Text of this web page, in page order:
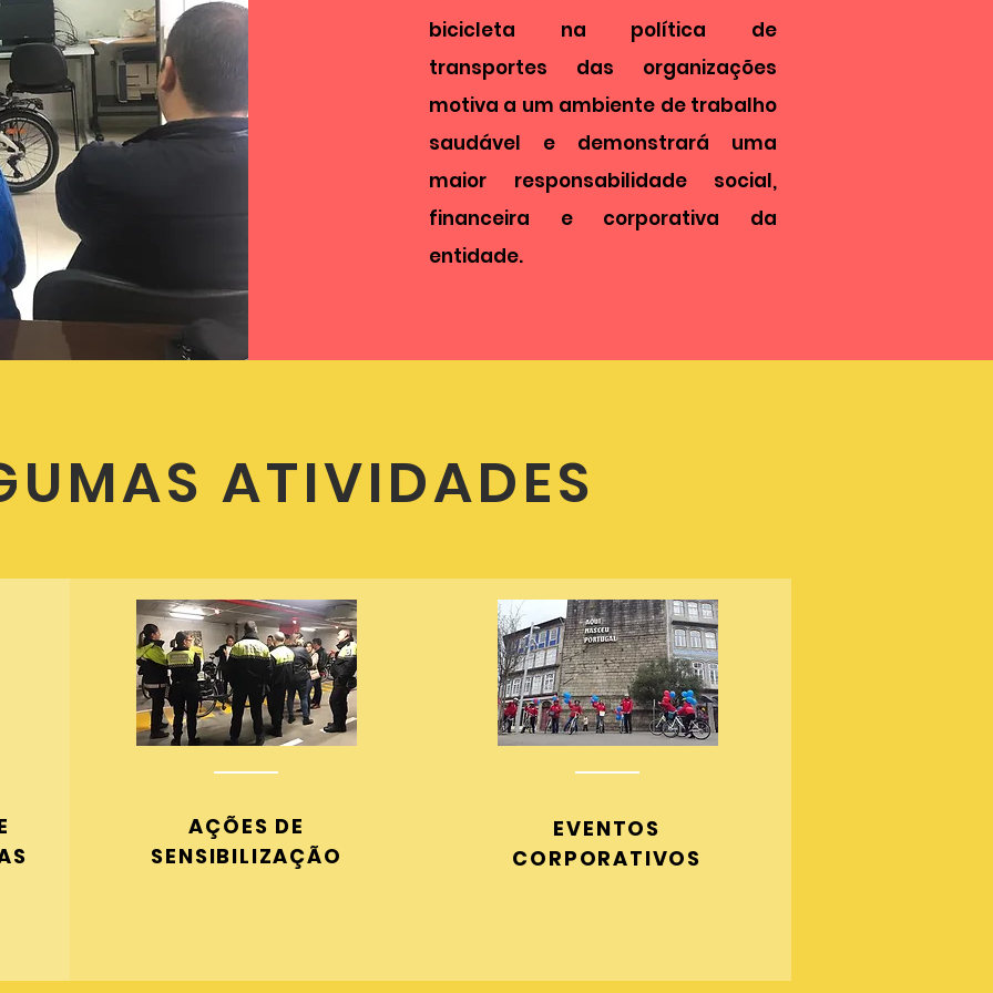
bicicleta na política de
transportes das organizações
motiva a um ambiente de trabalho
saudável e demonstrará uma
maior responsabilidade social,
financeira e corporativa da
entidade.
ATIVIDADES
AÇÕES DE
SENSIBILIZAÇÃO
EVENTOS
CORPORATIVOS